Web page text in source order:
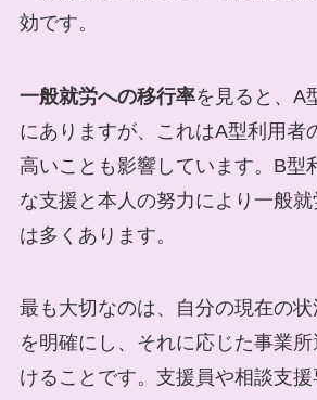
効です。
一般就労への移行率を見ると、A
にありますが、これはA型利用者
高いことも影響しています。B型
な支援と本人の努力により一般就
は多くあります。
最も大切なのは、自分の現在の
を明確にし、それに応じた事業
けることです。支援員や相談支